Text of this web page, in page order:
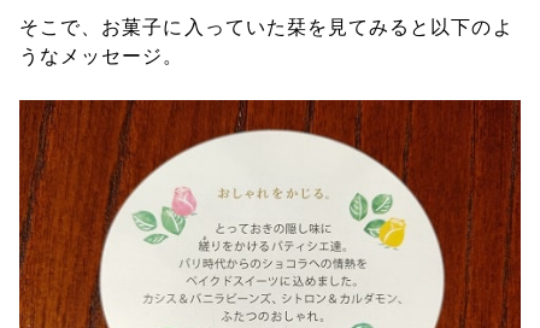
そこで、お菓子に入っていた栞を見てみると以下のよ
うなメッセージ。